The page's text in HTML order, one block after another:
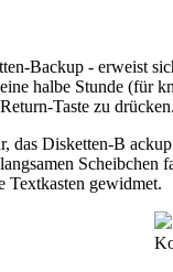
Backup - erweist
halbe Stunde (für
Taste zu
das Disketten-B
Textkasten gewidmet.